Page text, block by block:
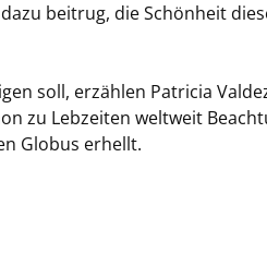
beitrug, die Schönheit
soll, erzählen Patricia
zu Lebzeiten weltweit
Globus erhellt.